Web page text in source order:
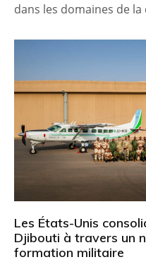
dans les domaines de la
Les États-Unis
Djibouti à travers un
formation militaire